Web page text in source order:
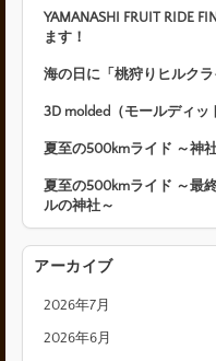
YAMANASHI FRUIT RIDE
ます！
海の日に「桃狩りヒルク
3D molded（モールディッ
夏至の500kmライド ～神
夏至の500kmライド ～最
ルの神社～
アーカイブ
2026年7月
2026年6月